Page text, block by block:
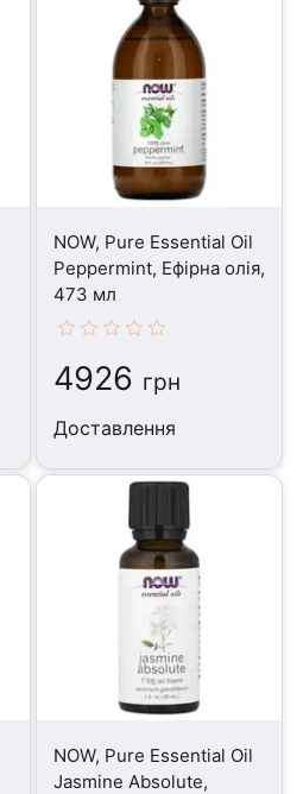
NOW, Pure Essential Oil
Peppermint, Ефірна олія,
473 мл
4926 грн
Доставлення
NOW, Pure Essential Oil
Jasmine Absolute,